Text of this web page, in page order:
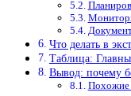
Что делать в
Таблица:
Вывод: почему
Похожие